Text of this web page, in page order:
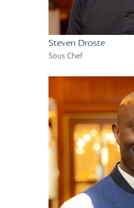
Steven Droste
Sous Chef